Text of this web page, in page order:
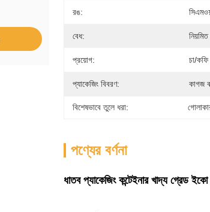
রঙ:
বেধ:
প্রয়োগ: চা/কফি
প্যাকেজিং বিবরণ: কাগজ
বিশেষভাবে তুলে ধরা:
পণ্যের বর্ণনা
ধাতব প্যাকেজিং কন্টেইনার খাদ্য গ্রেড